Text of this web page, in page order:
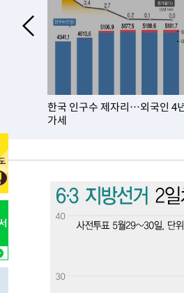
3시간 전 >[속보]코스닥, 2.86포인트
3시간 전 >[속보]코스피, 6200선 약보
[속보]원·달러 환율, 7.7원
[속보]종합특검, '계엄 수용
4시간 전 >외신들도 주목한 韓축구 파
4시간 전 >11시간 압수수색에 성접대
-11058초 전 > 미 사업체 일자리, 7월
하향수정 (2보)
-10506초 전 > [속보] 미 사업체, 일자
-6369초 전 >[속보]이 대통령 "부동산
[속보]이 대통령, '호우피해'
한국 인구수 제자리…외국인 4
가세